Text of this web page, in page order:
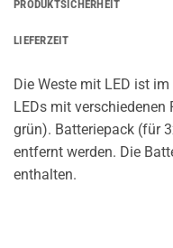
PRODUKTSICHERHEIT
LIEFERZEIT
Die Weste mit LED ist
LEDs mit verschiedenen
grün). Batteriepack (für
entfernt werden. Die
enthalten.